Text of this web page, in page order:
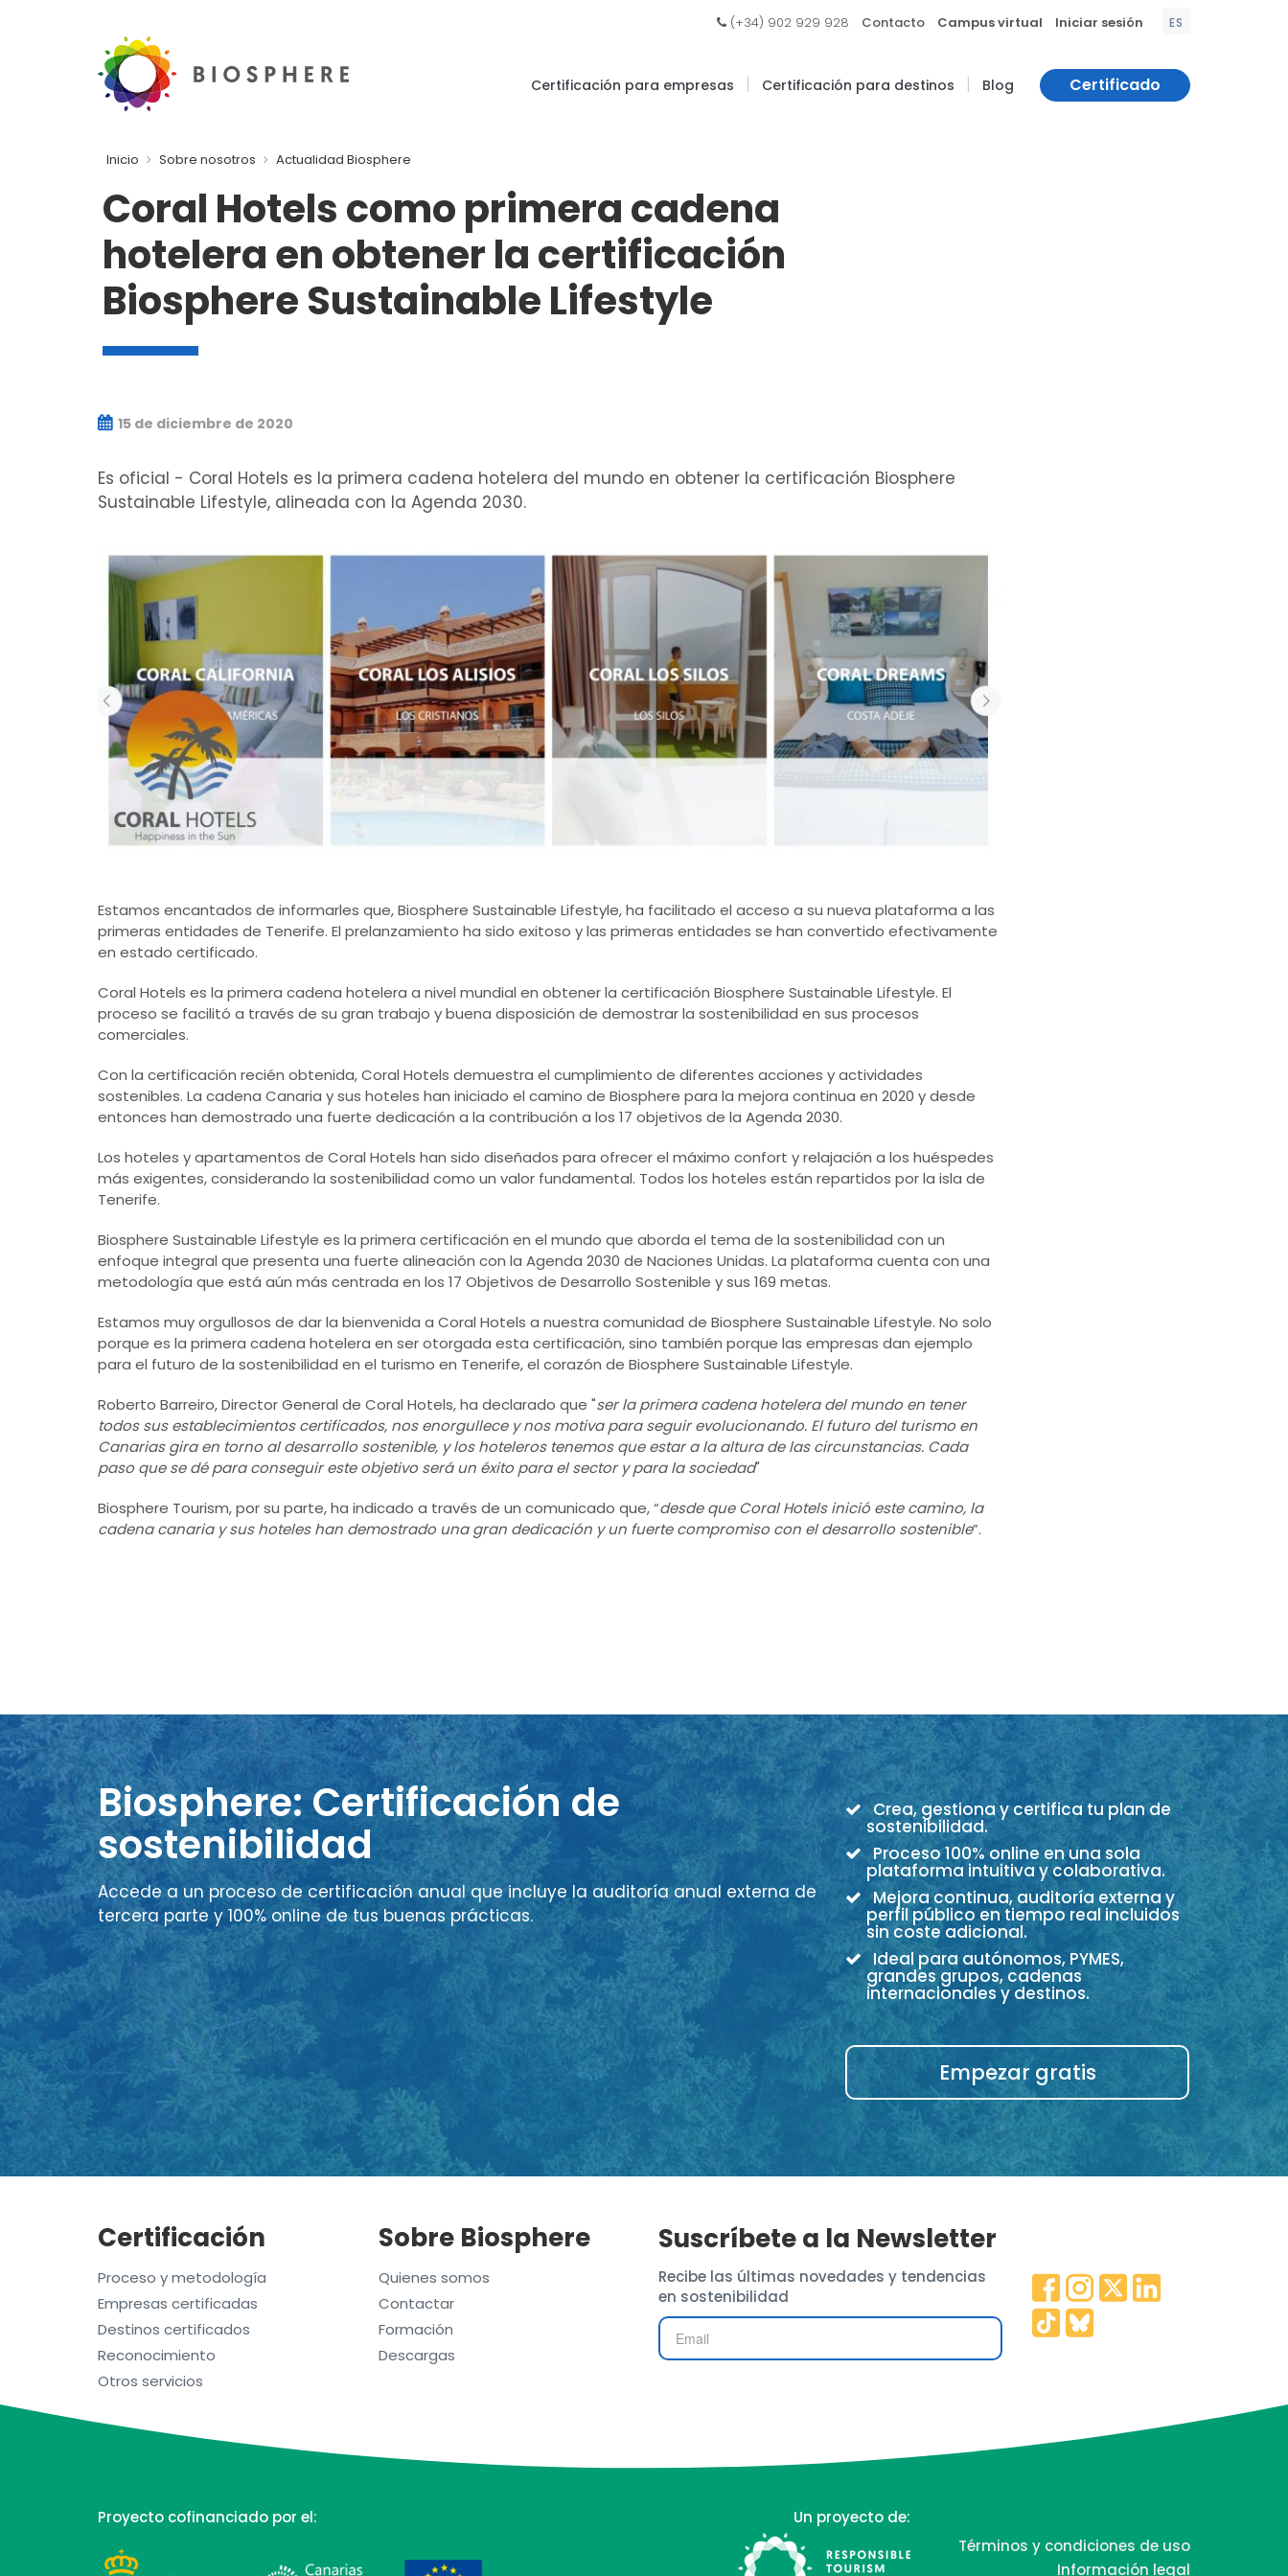
(+34) 902 929 928 Contacto Campus virtual Iniciar sesión ES
Certificación para empresas | Certificación para destinos | Blog Certificado
Inicio Sobre nosotros Actualidad Biosphere
Coral Hotels como primera cadena
hotelera en obtener la certificación
Biosphere Sustainable Lifestyle
15 de diciembre de 2020
Es oficial - Coral Hotels es la primera cadena hotelera del mundo en obtener la certificación Biosphere
Sustainable Lifestyle, alineada con la Agenda 2030.
Estamos encantados de informarles que, Biosphere Sustainable Lifestyle, ha facilitado el acceso a su nueva plataforma a las
primeras entidades de Tenerife. El prelanzamiento ha sido exitoso y las primeras entidades se han convertido efectivamente
en estado certificado.
Coral Hotels es la primera cadena hotelera a nivel mundial en obtener la certificación Biosphere Sustainable Lifestyle. El
proceso se facilitó a través de su gran trabajo y buena disposición de demostrar la sostenibilidad en sus procesos
comerciales.
Con la certificación recién obtenida, Coral Hotels demuestra el cumplimiento de diferentes acciones y actividades
sostenibles. La cadena Canaria y sus hoteles han iniciado el camino de Biosphere para la mejora continua en 2020 y desde
entonces han demostrado una fuerte dedicación a la contribución a los 17 objetivos de la Agenda 2030.
Los hoteles y apartamentos de Coral Hotels han sido diseñados para ofrecer el máximo confort y relajación a los huéspedes
más exigentes, considerando la sostenibilidad como un valor fundamental. Todos los hoteles están repartidos por la isla de
Tenerife.
Biosphere Sustainable Lifestyle es la primera certificación en el mundo que aborda el tema de la sostenibilidad con un
enfoque integral que presenta una fuerte alineación con la Agenda 2030 de Naciones Unidas. La plataforma cuenta con una
metodología que está aún más centrada en los 17 Objetivos de Desarrollo Sostenible y sus 169 metas.
Estamos muy orgullosos de dar la bienvenida a Coral Hotels a nuestra comunidad de Biosphere Sustainable Lifestyle. No solo
porque es la primera cadena hotelera en ser otorgada esta certificación, sino también porque las empresas dan ejemplo
para el futuro de la sostenibilidad en el turismo en Tenerife, el corazón de Biosphere Sustainable Lifestyle.
Roberto Barreiro, Director General de Coral Hotels, ha declarado que "ser la primera cadena hotelera del mundo en tener
todos sus establecimientos certificados, nos enorgullece y nos motiva para seguir evolucionando. El futuro del turismo en
Canarias gira en torno al desarrollo sostenible, y los hoteleros tenemos que estar a la altura de las circunstancias. Cada
paso que se dé para conseguir este objetivo será un éxito para el sector y para la sociedad"
Biosphere Tourism, por su parte, ha indicado a través de un comunicado que, “desde que Coral Hotels inició este camino, la
cadena canaria y sus hoteles han demostrado una gran dedicación y un fuerte compromiso con el desarrollo sostenible”.
Biosphere: Certificación de
sostenibilidad
Accede a un proceso de certificación anual que incluye la auditoría anual externa de
tercera parte y 100% online de tus buenas prácticas.
Crea, gestiona y certifica tu plan de
sostenibilidad.
Proceso 100% online en una sola
plataforma intuitiva y colaborativa.
Mejora continua, auditoría externa y
perfil público en tiempo real incluidos
sin coste adicional.
Ideal para autónomos, PYMES,
grandes grupos, cadenas
internacionales y destinos.
Empezar gratis
Certificación
Proceso y metodología
Empresas certificadas
Destinos certificados
Reconocimiento
Otros servicios
Sobre Biosphere
Quienes somos
Contactar
Formación
Descargas
Suscríbete a la Newsletter
Recibe las últimas novedades y tendencias
en sostenibilidad
Proyecto cofinanciado por el:
Un proyecto de:
Términos y condiciones de uso
Información legal